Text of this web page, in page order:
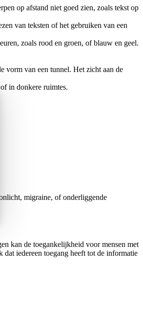
op afstand niet goed zien, zoals tekst op
van teksten of het gebruiken van een
zoals rood en groen, of blauw en geel.
vorm van een tunnel. Het zicht aan de
in donkere ruimtes.
migraine, of onderliggende
kan de toegankelijkheid voor mensen met
iedereen toegang heeft tot de informatie